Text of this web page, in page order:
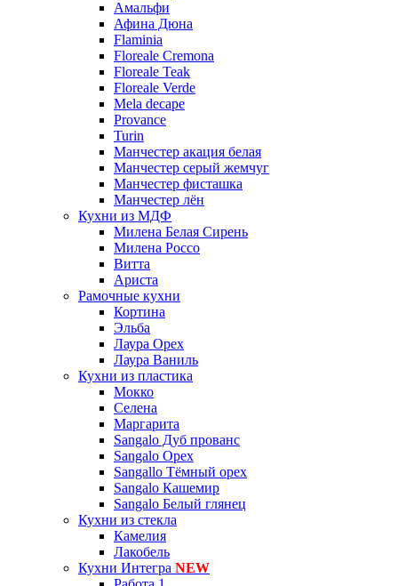
Амальфи
Афина Дюна
Flaminia
Floreale Cremona
Floreale Teak
Floreale Verde
Mela decape
Provance
Turin
Манчестер акация белая
Манчестер серый жемчуг
Манчестер фисташка
Манчестер лён
Кухни из МДФ
Милена Белая Сирень
Милена Россо
Витта
Ариста
Рамочные кухни
Кортина
Эльба
Лаура Орех
Лаура Ваниль
Кухни из пластика
Мокко
Селена
Маргарита
Sangalo Дуб прованс
Sangalo Орех
Sangallo Тёмный орех
Sangalo Кашемир
Sangalo Белый глянец
Кухни из стекла
Камелия
Лакобель
Кухни Интегра NEW